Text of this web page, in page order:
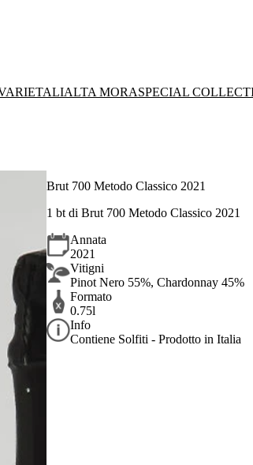
ALTA MORASPECIAL
Brut 700 Metodo Classico 2021
1 bt di Brut 700 Metodo Classico 2021
Annata
2021
Vitigni
Pinot Nero 55%, Chardonnay 45%
Formato
0.75l
Info
Contiene Solfiti - Prodotto in Italia